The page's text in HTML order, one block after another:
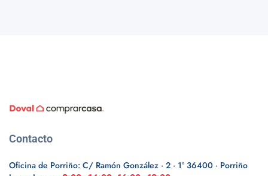
Contacto
Oficina de Porriño: C/ Ramón González · 2 · 1º 36400 · Porriño